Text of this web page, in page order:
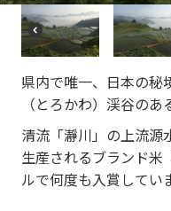
u
sP
r
e
vi
o
u
s
県内で唯一、日本の秘
（とろかわ）渓谷のあ
清流「瀞川」の上流源
生産されるブランド米
ルで何度も入賞してい